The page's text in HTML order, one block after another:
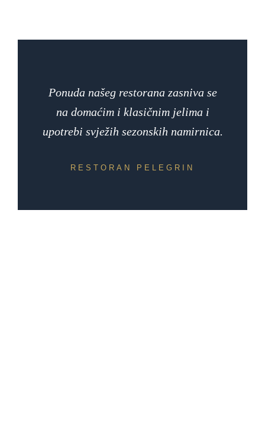
Ponuda našeg restorana zasniva se
na domaćim i klasičnim jelima i
upotrebi svježih sezonskih namirnica.
RESTORAN PELEGRIN